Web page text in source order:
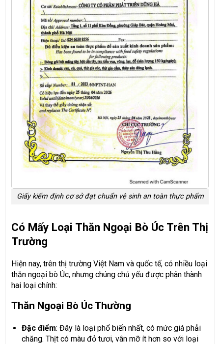
Giấy kiểm định cơ sở đạt chuẩn vệ sinh an toàn thực phẩm
Có Mấy Loại Thăn Ngoại Bò Úc Trên Thị
Trường
Hiện nay, trên thị trường Việt Nam và quốc tế, có nhiều loại
thăn ngoại bò Úc, nhưng chúng chủ yếu được phân thành
hai loại chính:
Thăn Ngoại Bò Úc Thường
Đặc điểm: Đây là loại phổ biến nhất, có mức giá phải
chăng. Thịt có màu đỏ tươi, vân mỡ ít hơn so với loại